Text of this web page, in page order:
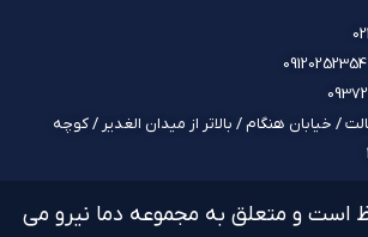
/ خیابان هنگام / بالاتر از میدان الغدیر / کوچه
است و متعلق به مجموعه دما نیرو می